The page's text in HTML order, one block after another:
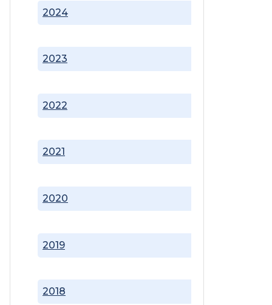
2018
2019
2020
2021
2022
2023
2024